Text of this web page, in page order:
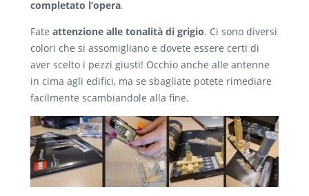
completato l’opera.
Fate attenzione alle tonalità di grigio. Ci sono diversi
colori che si assomigliano e dovete essere certi di
aver scelto i pezzi giusti! Occhio anche alle antenne
in cima agli edifici, ma se sbagliate potete rimediare
facilmente scambiandole alla fine.